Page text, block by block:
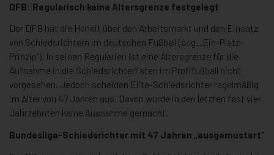
DFB: Regularisch keine Altersgrenze festgelegt
Der DFB hat die Hoheit über den Arbeitsmarkt und den Einsatz
von Schiedsrichtern im deutschen Fußball (sog. „Ein-Platz-
Prinzip“). In seinen Regularien ist eine Altersgrenze für die
Aufnahme in die Schiedsrichterlisten im Profifußball nicht
vorgesehen. Jedoch scheiden Elite-Schiedsrichter regelmäßig
im Alter von 47 Jahren aus. Davon wurde in den letzten fast vier
Jahrzehnten keine Ausnahme gemacht.
Bundesliga-Schiedsrichter mit 47 Jahren „ausgemustert“